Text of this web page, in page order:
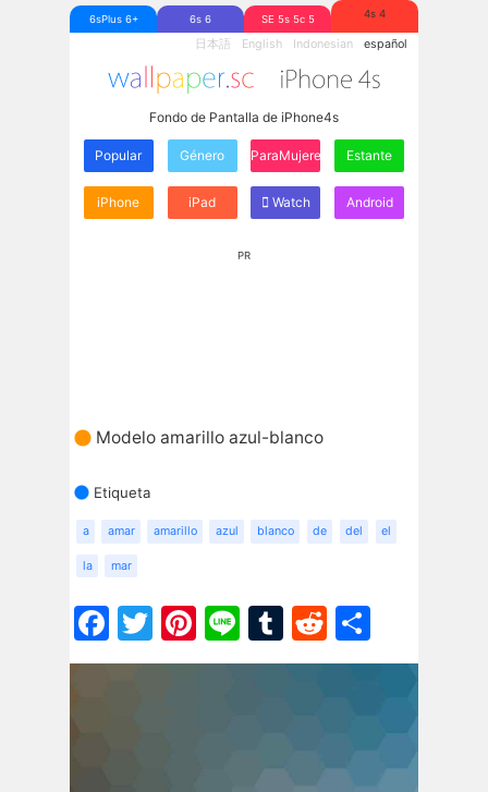
6sPlus 6+ 6s 6 SE 5s 5c 5 4s 4
日本語 English Indonesian español
Fondo de Pantalla de iPhone4s
Popular Género ParaMujeres Estante
iPhone iPad Watch Android
PR
Modelo amarillo azul-blanco
Etiqueta
a amar amarillo azul blanco de del el
la mar
Facebook
Twitter
Pinterest
LineTumblr
Reddit